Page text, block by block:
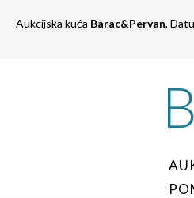
Aukcijska kuća Barac&Pervan,